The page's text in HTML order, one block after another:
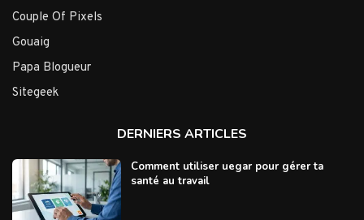
Couple Of Pixels
Gouaig
Papa Blogueur
Sitegeek
DERNIERS ARTICLES
Comment utiliser uegar pour gérer ta
santé au travail